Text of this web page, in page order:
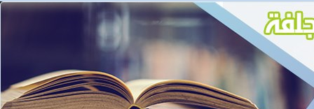
5. Faculté des sciences economiques commerciales et des sciences de